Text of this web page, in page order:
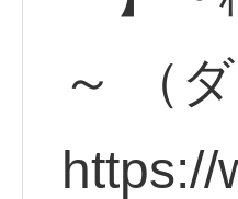
～ （
https://